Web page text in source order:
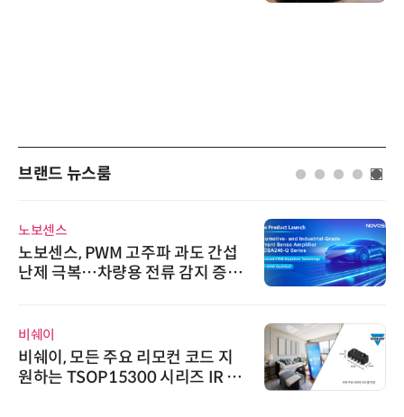
브랜드 뉴스룸
폭
수
와이즈스톤, 에이데이타 'SCV 기
수집 데이터'에 DQ인증 최고 등
시큐어링크, 중소기업기술정보진
흥원 AI 초격차 R&D 사업 최종 선